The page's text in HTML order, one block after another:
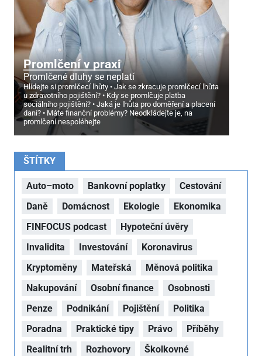
Promlčení v praxi
Promlčené dluhy se neplatí
Hlídejte si promlčecí lhůty
Jak se zkracuje promlčecí lhůta
u zdravotního pojištění?
Kdy se promlčuje platba
sociálního pojištění?
Jaká je lhůta pro doměření a placení
daní?
Máte finanční problémy? Neodkládejte je, na
promlčení nespoléhejte
ŠTÍTKY
Auto–moto Bankovní poplatky
Cestování
Daně
Domácnost Ekologie
Ekonomika
FINFOCUS podcast
Hypoteční úvěry
Invalidita
Investování
Koronavirus
Kryptoměny
Mateřská
Měnová politika
Nakupování
Osobní finance
Osobnosti
Penze
Podnikání Pojištění
Politika
Poradna
Praktické tipy Právo
Příběhy
Realitní trh
Rozhovory
Školkovné